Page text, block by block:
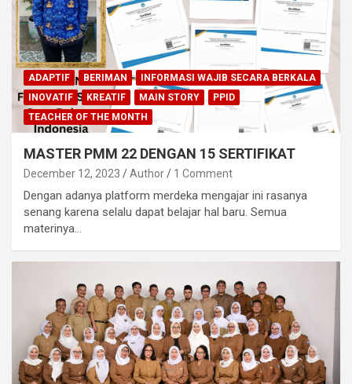
ADAPTIF BERIMAN
INFORMASI WAJIB SECARA BERKALA
INOVATIF
KREATIF MAIN STORY
PPID
TEACHER OF THE MONTH
MASTER PMM 22 DENGAN 15 SERTIFIKAT
December 12, 2023 Author 1 Comment
Dengan adanya platform merdeka mengajar ini rasanya
senang karena selalu dapat belajar hal baru. Semua
materinya…